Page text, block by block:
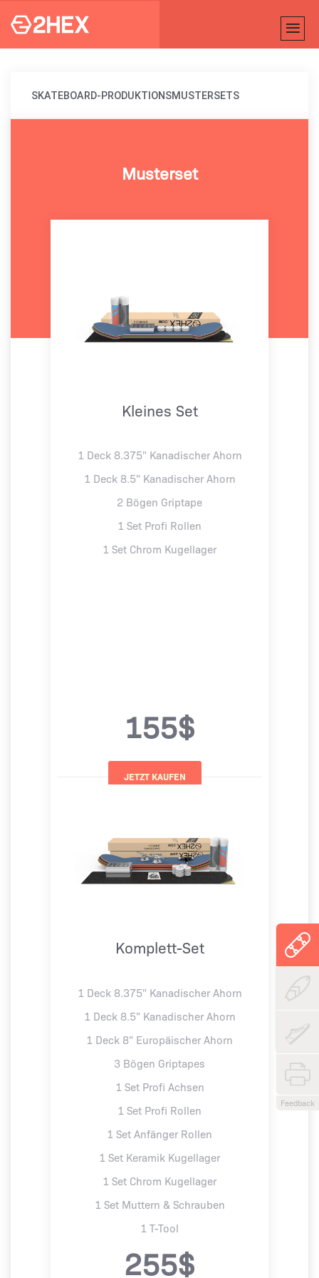
Feedback
SKATEBOARD-PRODUKTIONSMUSTERSETS
Musterset
Kleines Set
1 Deck 8.375" Kanadischer Ahorn
1 Deck 8.5" Kanadischer Ahorn
2 Bögen Griptape
1 Set Profi Rollen
1 Set Chrom Kugellager
155$
Komplett-Set
1 Deck 8.375" Kanadischer Ahorn
1 Deck 8.5" Kanadischer Ahorn
1 Deck 8" Europäischer Ahorn
3 Bögen Griptapes
1 Set Profi Achsen
1 Set Profi Rollen
1 Set Anfänger Rollen
1 Set Keramik Kugellager
1 Set Chrom Kugellager
1 Set Muttern & Schrauben
1 T-Tool
255$